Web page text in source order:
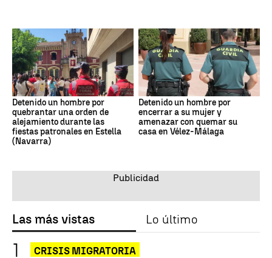
Detenido un hombre por
quebrantar una orden de
alejamiento durante las
fiestas patronales en Estella
(Navarra)
Detenido un hombre por
encerrar a su mujer y
amenazar con quemar su
casa en Vélez-Málaga
Las más vistas Lo último
CRISIS MIGRATORIA